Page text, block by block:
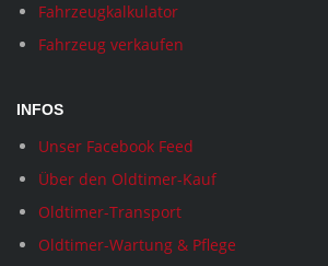
Fahrzeugkalkulator
Fahrzeug verkaufen
INFOS
Unser Facebook Feed
Über den Oldtimer-Kauf
Oldtimer-Transport
Oldtimer-Wartung & Pflege